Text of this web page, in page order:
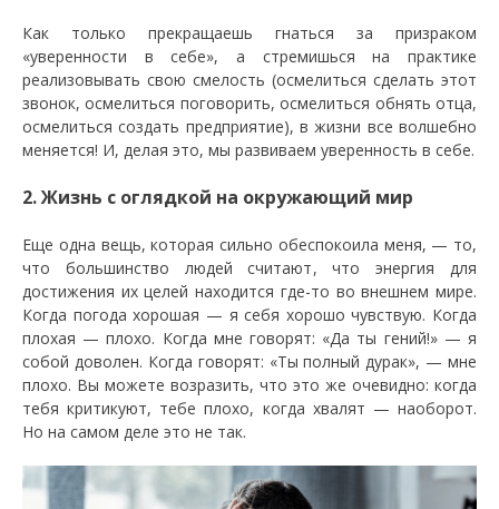
Как только прекращаешь гнаться за призраком
«уверенности в себе», а стремишься на практике
реализовывать свою смелость (осмелиться сделать этот
звонок, осмелиться поговорить, осмелиться обнять отца,
осмелиться создать предприятие), в жизни все волшебно
меняется! И, делая это, мы развиваем уверенность в себе.
2. Жизнь с оглядкой на окружающий мир
Еще одна вещь, которая сильно обеспокоила меня, — то,
что большинство людей считают, что энергия для
достижения их целей находится где-то во внешнем мире.
Когда погода хорошая — я себя хорошо чувствую. Когда
плохая — плохо. Когда мне говорят: «Да ты гений!» — я
собой доволен. Когда говорят: «Ты полный дурак», — мне
плохо. Вы можете возразить, что это же очевидно: когда
тебя критикуют, тебе плохо, когда хвалят — наоборот.
Но на самом деле это не так.